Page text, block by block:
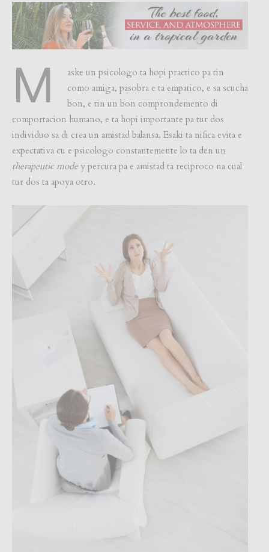
M
aske un psicologo ta hopi practico pa tin
como amiga, pasobra e ta empatico, e sa scucha
bon, e tin un bon comprondemento di
comportacion humano, e ta hopi importante pa tur dos
individuo sa di crea un amistad balansa. Esaki ta nifica evita e
expectativa cu e psicologo constantemente lo ta den un
therapeutic mode y percura pa e amistad ta reciproco na cual
tur dos ta apoya otro.